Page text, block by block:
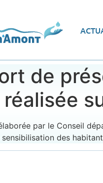
de
réalisée
par le Conseil
des